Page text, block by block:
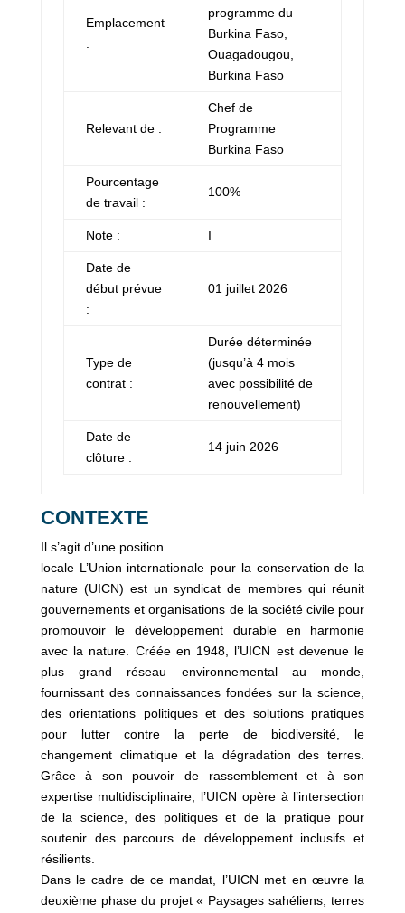
Emplacement
:
programme du
Burkina Faso,
Ouagadougou,
Burkina Faso
Relevant de :
Chef de
Programme
Burkina Faso
Pourcentage
de travail :
100%
Note : I
Date de
début prévue
:
01 juillet 2026
Type de
contrat :
Durée déterminée
(jusqu’à 4 mois
avec possibilité de
renouvellement)
Date de
clôture :
14 juin 2026
CONTEXTE
Il s’agit d’une position
locale L’Union internationale pour la conservation de la
nature (UICN) est un syndicat de membres qui réunit
gouvernements et organisations de la société civile pour
promouvoir le développement durable en harmonie
avec la nature. Créée en 1948, l’UICN est devenue le
plus grand réseau environnemental au monde,
fournissant des connaissances fondées sur la science,
des orientations politiques et des solutions pratiques
pour lutter contre la perte de biodiversité, le
changement climatique et la dégradation des terres.
Grâce à son pouvoir de rassemblement et à son
expertise multidisciplinaire, l’UICN opère à l’intersection
de la science, des politiques et de la pratique pour
soutenir des parcours de développement inclusifs et
résilients.
Dans le cadre de ce mandat, l’UICN met en œuvre la
deuxième phase du projet « Paysages sahéliens, terres